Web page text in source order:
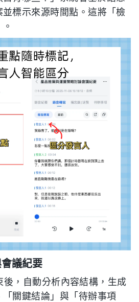
標示來源時間點。這將「檢
議紀要
，自動分析內容結構，生成
關鍵結論」與「待辦事項